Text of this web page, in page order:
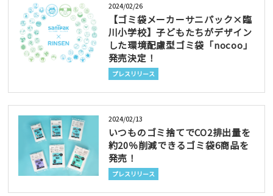
2024/02/26
【ゴミ袋メーカーサニパック×臨
川小学校】子どもたちがデザイン
した環境配慮型ゴミ袋「nocoo」
発売決定！
プレスリリース
2024/02/13
いつものゴミ捨てでCO2排出量を
約20％削減できるゴミ袋6商品を
発売！
プレスリリース